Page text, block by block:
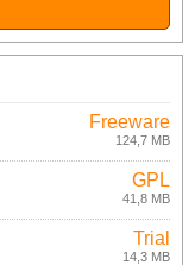
Freeware
124,7 MB
GPL
41,8 MB
Trial
14,3 MB